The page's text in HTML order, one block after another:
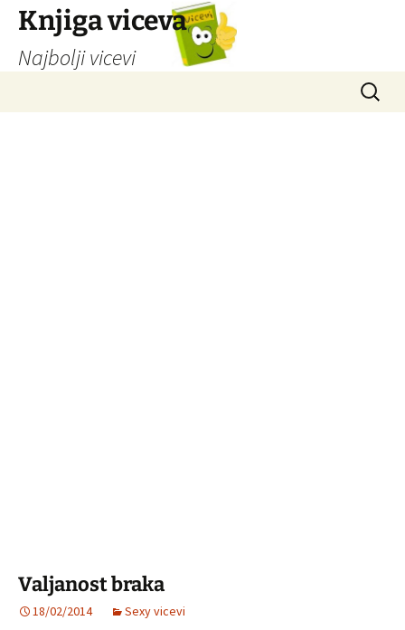
Knjiga viceva
Najbolji vicevi
Valjanost braka
18/02/2014 Sexy vicevi